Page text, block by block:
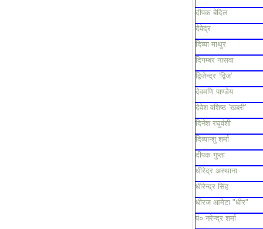
दीपक बेदिल
देवेद्र
दिव्या माथुर
दिगम्बर नासवा
द्विजेन्द्र ‘द्विज’
देवमणि पाण्डेय
देवेश वशिष्ठ ’खबरी’
दिनेश रघुवंशी
दिव्यान्शु शर्मा
दीपक गुप्ता
धीरेद्र अस्थाना
धीरेन्द्र सिंह
धीरज आमेटा "धीर"
पं० नरेन्द्र शर्मा